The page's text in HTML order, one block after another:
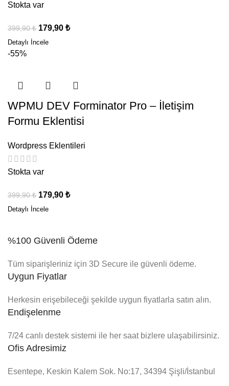
Stokta var
399,90₺ 179,90 ₺
-55%
WPMU DEV Forminator Pro – İletişim
Formu Eklentisi
Wordpress Eklentileri
Stokta var
399,90₺ 179,90 ₺
%100 Güvenli Ödeme
Tüm siparişleriniz için 3D Secure ile güvenli ödeme.
Uygun Fiyatlar
Herkesin erişebileceği şekilde uygun fiyatlarla satın alın.
Endişelenme
7/24 canlı destek sistemi ile her saat bizlere ulaşabilirsiniz.
Ofis Adresimiz
Esentepe, Keskin Kalem Sok. No:17, 34394 Şişli/İstanbul